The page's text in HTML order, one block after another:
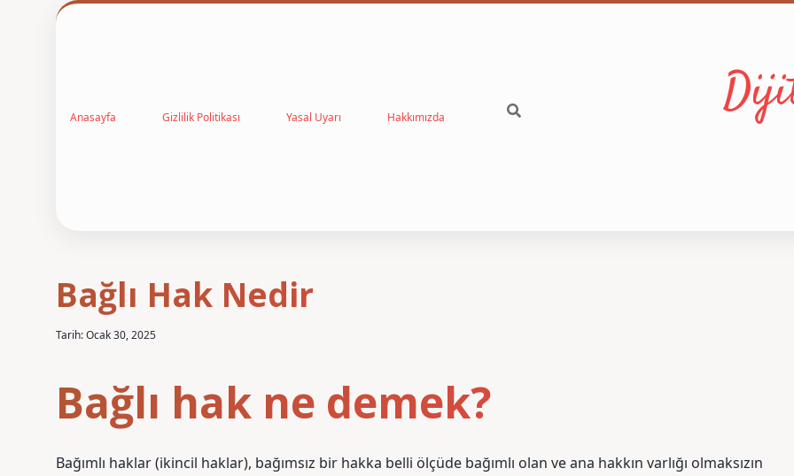
Anasayfa Gizlilik Politikası Yasal Uyarı Hakkımızda
Bağlı Hak Nedir
Tarih: Ocak 30, 2025
Bağlı hak ne demek?
Bağımlı haklar (ikincil haklar), bağımsız bir hakka belli ölçüde bağımlı olan ve ana hakkın varlığı olmaksızın